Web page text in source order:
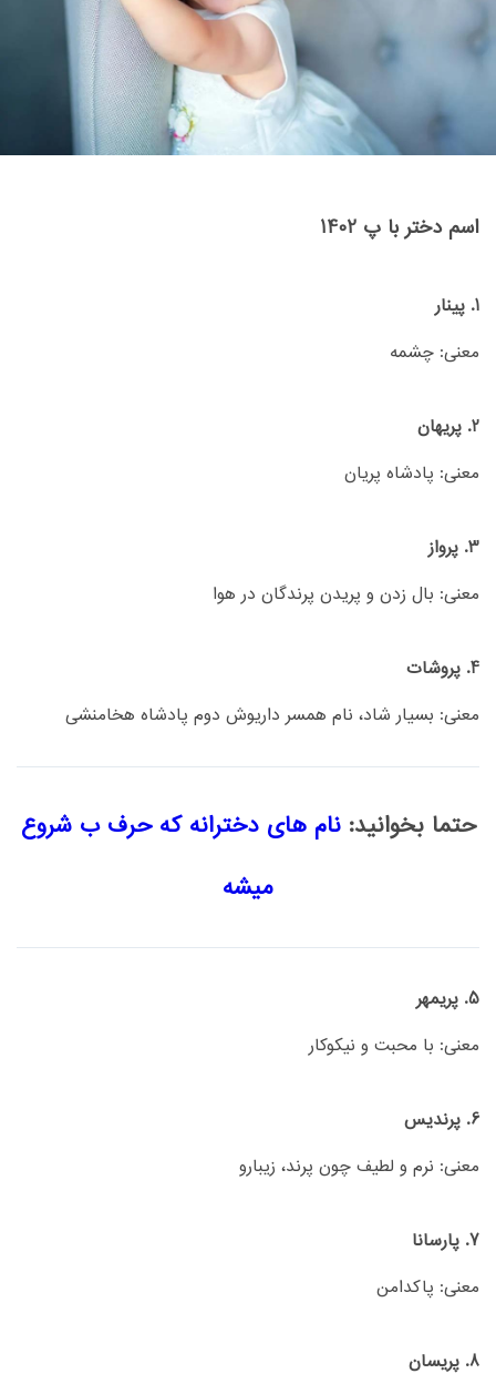
اسم دختر با پ 1402
1. پینار
معنی: چشمه
2. پریهان
معنی: پادشاه پریان
3. پرواز
معنی: بال زدن و پريدن پرندگان در هوا
4. پروشات
معنی: بسیار شاد، نام همسر داریوش دوم پادشاه هخامنشی
حتما بخوانید:نام های دخترانه که حرف ب شروع
میشه
5. پریمهر
معنی: با محبت و نیکوکار
6. پرندیس
معنی: نرم و لطیف چون پرند، زیبارو
7. پارسانا
معنی: پاکدامن
8. پریسان